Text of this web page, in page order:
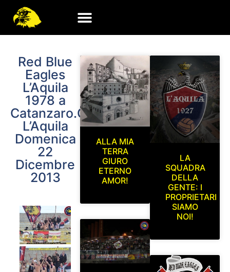
Red Blue
Eagles
L’Aquila
1978 a
Catanzaro.Catanzaro-
L’Aquila
Domenica
22
Dicembre
2013
ALLA MIA
TERRA
GIURO
ETERNO
AMOR!
LA
SQUADRA
DELLA
GENTE: I
PROPRIETARI
SIAMO
NOI!